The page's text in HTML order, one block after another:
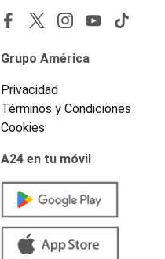
Grupo América
Privacidad
Términos y Condiciones
Cookies
A24 en tu móvil